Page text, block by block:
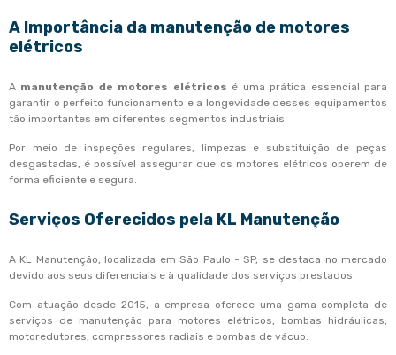
A Importância da manutenção de motores
elétricos
A manutenção de motores elétricos é uma prática essencial para
garantir o perfeito funcionamento e a longevidade desses equipamentos
tão importantes em diferentes segmentos industriais.
Por meio de inspeções regulares, limpezas e substituição de peças
desgastadas, é possível assegurar que os motores elétricos operem de
forma eficiente e segura.
Serviços Oferecidos pela KL Manutenção
A KL Manutenção, localizada em São Paulo - SP, se destaca no mercado
devido aos seus diferenciais e à qualidade dos serviços prestados.
Com atuação desde 2015, a empresa oferece uma gama completa de
serviços de manutenção para motores elétricos, bombas hidráulicas,
motoredutores, compressores radiais e bombas de vácuo.